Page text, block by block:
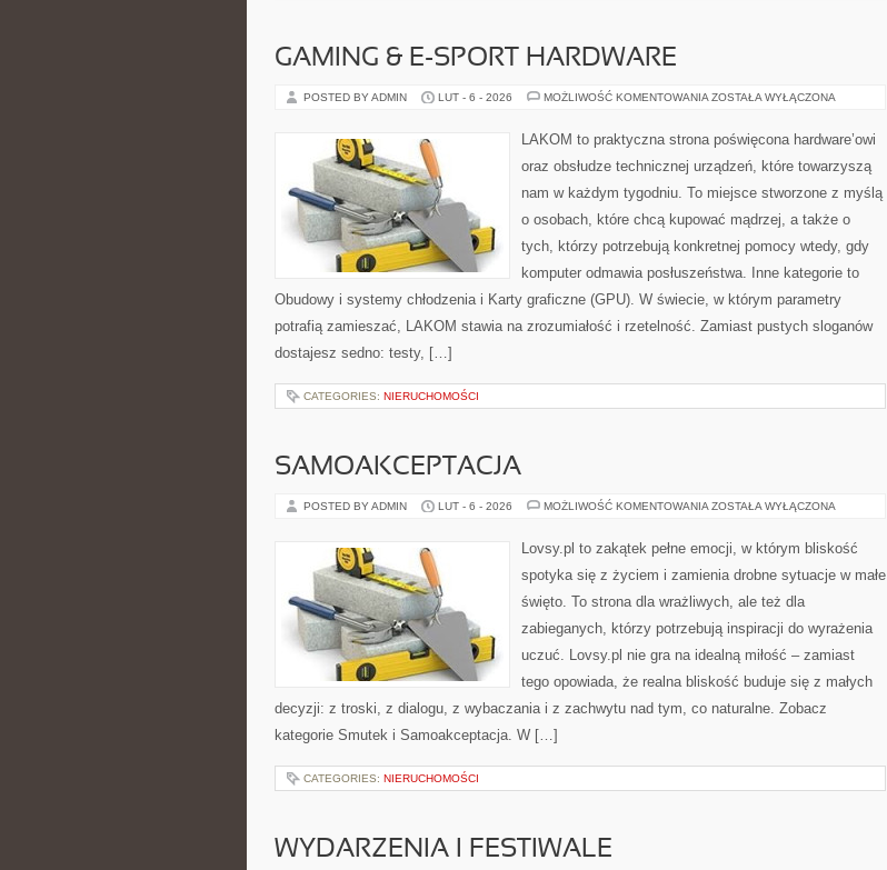
GAMING & E-SPORT HARDWARE
POSTED BY ADMIN LUT - 6 - 2026 MOŻLIWOŚĆ KOMENTOWANIA GAMING
SPORT
HARDWARE
ZOSTAŁA WYŁĄCZONA
LAKOM to praktyczna strona poświęcona hardware’owi
oraz obsłudze technicznej urządzeń, które towarzyszą
nam w każdym tygodniu. To miejsce stworzone z myślą
o osobach, które chcą kupować mądrzej, a także o
tych, którzy potrzebują konkretnej pomocy wtedy, gdy
komputer odmawia posłuszeństwa. Inne kategorie to
Obudowy i systemy chłodzenia i Karty graficzne (GPU). W świecie, w którym parametry
potrafią zamieszać, LAKOM stawia na zrozumiałość i rzetelność. Zamiast pustych sloganów
dostajesz sedno: testy, […]
CATEGORIES: NIERUCHOMOŚCI
SAMOAKCEPTACJA
POSTED BY ADMIN LUT - 6 - 2026 MOŻLIWOŚĆ KOMENTOWANIA SAMOAKCEPTACJA
ZOSTAŁA WYŁĄCZONA
Lovsy.pl to zakątek pełne emocji, w którym bliskość
spotyka się z życiem i zamienia drobne sytuacje w małe
święto. To strona dla wrażliwych, ale też dla
zabieganych, którzy potrzebują inspiracji do wyrażenia
uczuć. Lovsy.pl nie gra na idealną miłość – zamiast
tego opowiada, że realna bliskość buduje się z małych
decyzji: z troski, z dialogu, z wybaczania i z zachwytu nad tym, co naturalne. Zobacz
kategorie Smutek i Samoakceptacja. W […]
CATEGORIES: NIERUCHOMOŚCI
WYDARZENIA I FESTIWALE